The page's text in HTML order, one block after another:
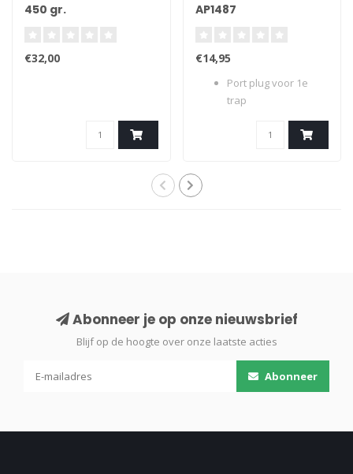
450 gr.
€32,00
AP1487
€14,95
Port plug voor 1e
trap
voor afsluiten van ..
Abonneer je op onze nieuwsbrief
Blijf op de hoogte over onze laatste acties
Abonneer